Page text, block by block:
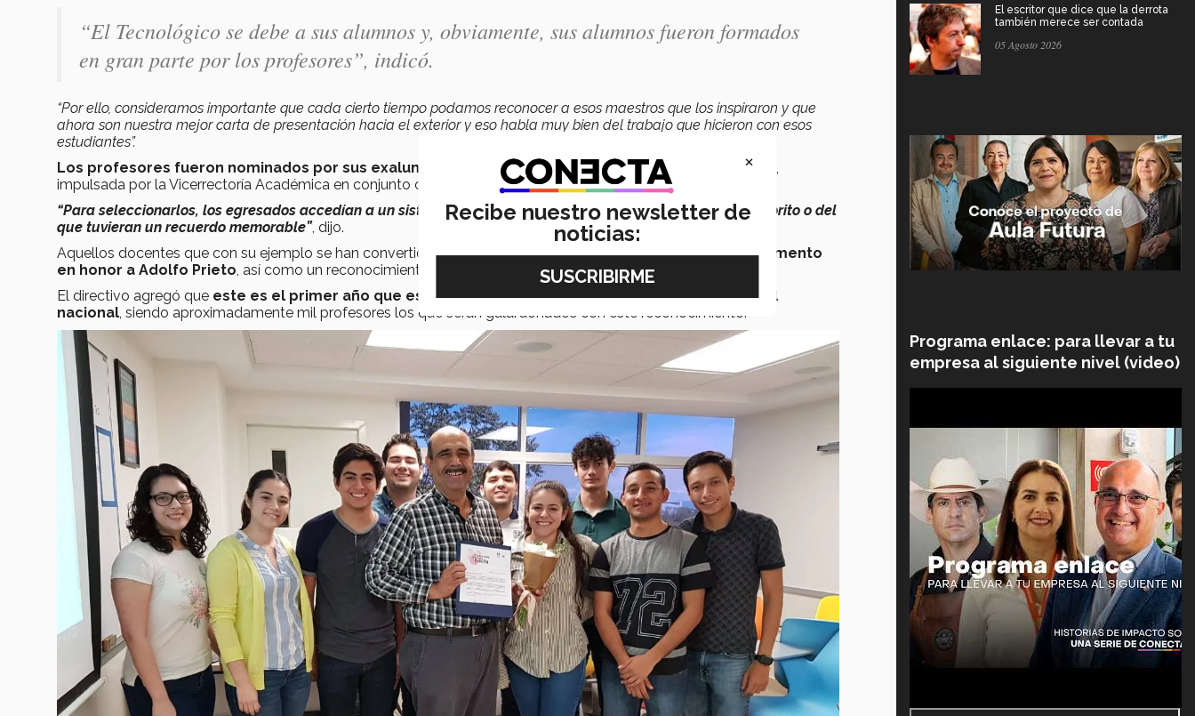
“El Tecnológico se debe a sus alumnos y, obviamente, sus alumnos fueron formados
en gran parte por los profesores”, indicó.
“Por ello, consideramos importante que cada cierto tiempo podamos reconocer a esos maestros que los inspiraron y que
ahora son nuestra mejor carta de presentación hacia el exterior y eso habla muy bien del trabajo que hicieron con esos
estudiantes”.
Los profesores fueron nominados por sus exalumnos
a través de la página Profesores que dejan huella,
impulsada por la Vicerrectoría Académica en conjunto con la Dirección de Egresados, explicó el director.
“Para seleccionarlos, los egresados accedían a un sistema en línea donde podían votar por su profesor favorito o del
que tuvieran un recuerdo memorable”, dijo.
Aquellos docentes que con su ejemplo se han convertido en una inspiración, recibiránuna réplica del monumento
en honor a Adolfo Prieto , así como un reconocimiento por su dedicación a la docencia, indicó Fuentes.
El directivo agregó que este es el primer año que este evento se realiza en todos los campus a nivel
nacional , siendo aproximadamente mil profesores los que serán galardonados con este reconocimiento.
El escritor que dice que la derrota
también merece ser contada
05 Agosto 2026
Programa enlace: para llevar a tu
empresa al siguiente nivel (video)
×
Recibe nuestro newsletter de
noticias: